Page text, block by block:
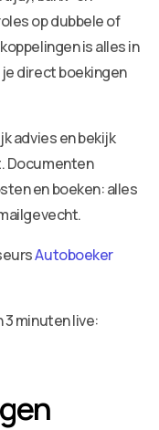
op dubbele of
is alles in
direct boekingen
advies en bekijk
Documenten
en boeken: alles
Autoboeker
3 minuten live: